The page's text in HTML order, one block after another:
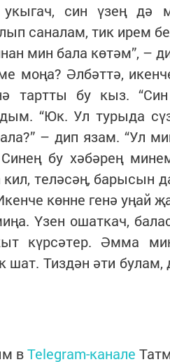
син үзең дә
саналам, тик ирем
мин бала көтәм”, –
моңа? Әлбәттә,
тартты бу кыз.
“Юк. Ул турыда
– дип язам. “Ул
бу хәбәрең
теләсәң, барысын
көнне генә уңай
Үзен ошаткач,
күрсәтер. Әмма
Тиздән әти булам,
вTelegram-канале